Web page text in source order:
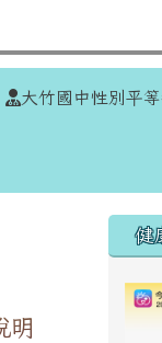
大竹國中性別平
明
右
健